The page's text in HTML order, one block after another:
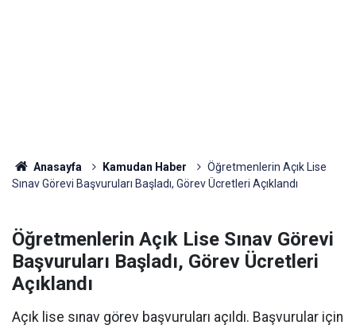
Anasayfa Kamudan Haber
Öğretmenlerin Açık Lise
Sınav Görevi Başvuruları Başladı, Görev Ücretleri Açıklandı
Öğretmenlerin Açık Lise Sınav Görevi
Başvuruları Başladı, Görev Ücretleri
Açıklandı
Açık lise sınav görev başvuruları açıldı. Başvurular için